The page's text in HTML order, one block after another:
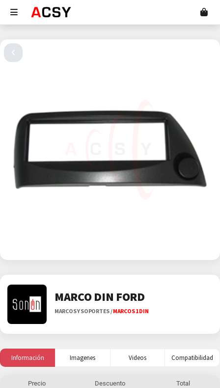
MARCO DIN FORD
MARCOS Y SOPORTES/MARCOS 1 DIN
Información Imagenes Videos Compatibilidad
Precio Descuento Total